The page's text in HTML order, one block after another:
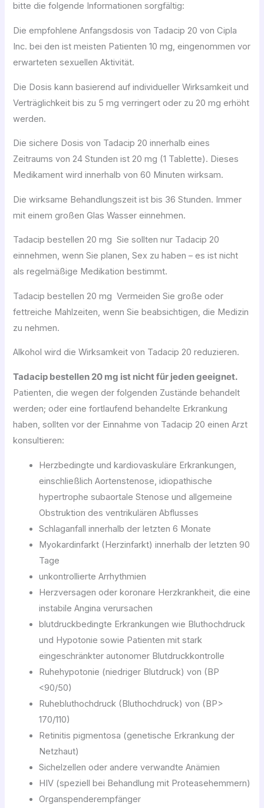
bitte die folgende Informationen sorgfältig:
Die empfohlene Anfangsdosis von Tadacip 20 von Cipla
Inc. bei den ist meisten Patienten 10 mg, eingenommen vor
erwarteten sexuellen Aktivität.
Die Dosis kann basierend auf individueller Wirksamkeit und
Verträglichkeit bis zu 5 mg verringert oder zu 20 mg erhöht
werden.
Die sichere Dosis von Tadacip 20 innerhalb eines
Zeitraums von 24 Stunden ist 20 mg (1 Tablette). Dieses
Medikament wird innerhalb von 60 Minuten wirksam.
Die wirksame Behandlungszeit ist bis 36 Stunden. Immer
mit einem großen Glas Wasser einnehmen.
Tadacip bestellen 20 mg Sie sollten nur Tadacip 20
einnehmen, wenn Sie planen, Sex zu haben – es ist nicht
als regelmäßige Medikation bestimmt.
Tadacip bestellen 20 mg Vermeiden Sie große oder
fettreiche Mahlzeiten, wenn Sie beabsichtigen, die Medizin
zu nehmen.
Alkohol wird die Wirksamkeit von Tadacip 20 reduzieren.
Tadacip bestellen 20 mg ist nicht für jeden geeignet.
Patienten, die wegen der folgenden Zustände behandelt
werden; oder eine fortlaufend behandelte Erkrankung
haben, sollten vor der Einnahme von Tadacip 20 einen Arzt
konsultieren:
Herzbedingte und kardiovaskuläre Erkrankungen,
einschließlich Aortenstenose, idiopathische
hypertrophe subaortale Stenose und allgemeine
Obstruktion des ventrikulären Abflusses
Schlaganfall innerhalb der letzten 6 Monate
Myokardinfarkt (Herzinfarkt) innerhalb der letzten 90
Tage
unkontrollierte Arrhythmien
Herzversagen oder koronare Herzkrankheit, die eine
instabile Angina verursachen
blutdruckbedingte Erkrankungen wie Bluthochdruck
und Hypotonie sowie Patienten mit stark
eingeschränkter autonomer Blutdruckkontrolle
Ruhehypotonie (niedriger Blutdruck) von (BP
<90/50)
Ruhebluthochdruck (Bluthochdruck) von (BP>
170/110)
Retinitis pigmentosa (genetische Erkrankung der
Netzhaut)
Sichelzellen oder andere verwandte Anämien
HIV (speziell bei Behandlung mit Proteasehemmern)
Organspenderempfänger